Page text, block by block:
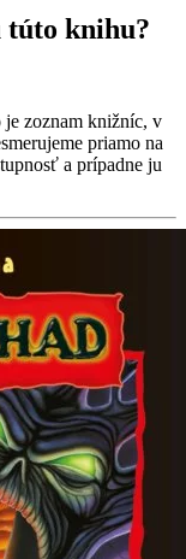
knihu?
zoznam knižníc, v
priamo na
a prípadne ju